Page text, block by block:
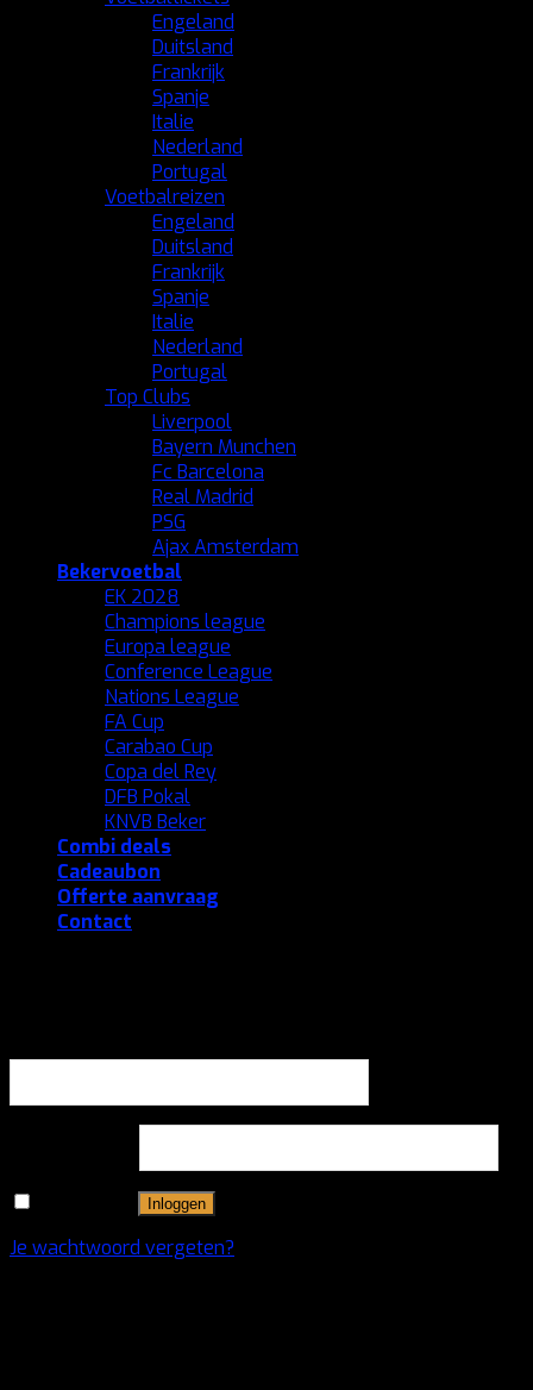
Engeland
Duitsland
Frankrijk
Spanje
Italie
Nederland
Portugal
Voetbalreizen
Engeland
Duitsland
Frankrijk
Spanje
Italie
Nederland
Portugal
Top Clubs
Liverpool
Bayern Munchen
Fc Barcelona
Real Madrid
PSG
Ajax Amsterdam
Bekervoetbal
EK 2028
Champions league
Europa league
Conference League
Nations League
FA Cup
Carabao Cup
Copa del Rey
DFB Pokal
KNVB Beker
Combi deals
Cadeaubon
Offerte aanvraag
Contact
Inloggen
Je wachtwoord vergeten?